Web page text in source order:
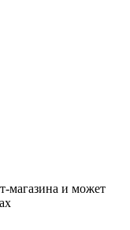
магазина и может